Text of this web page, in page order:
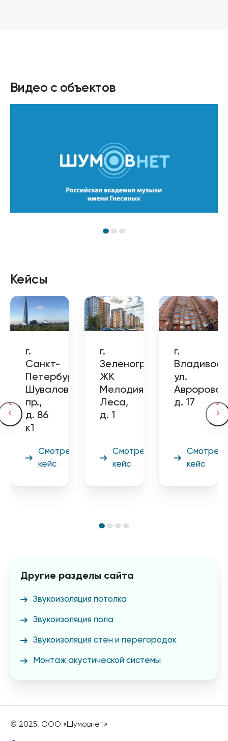
Видео с объектов
Кейсы
г.
Санкт-
Петербург,
Шуваловский
пр.,
д. 86
к1
Смотреть
кейс
г.
Зеленоград,
ЖК
Мелодия
Леса,
д. 1
Смотреть
кейс
г.
ул.
д. 17
Смотреть
кейс
Другие разделы сайта
Звукоизоляция потолка
Звукоизоляция пола
Звукоизоляция стен и перегородок
Монтаж акустической системы
© 2025, ООО «Шумовнет»